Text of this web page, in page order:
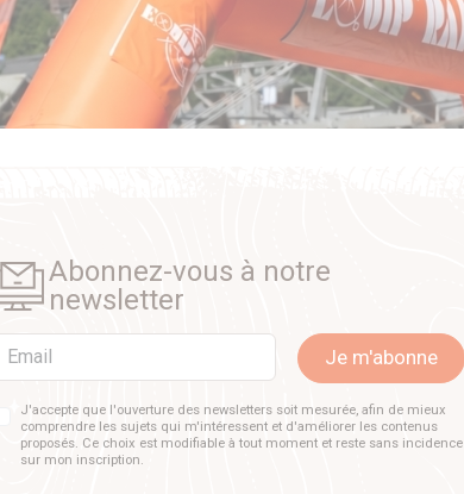
Abonnez-vous à notre
newsletter
Email Je m'abonne
J'accepte que l'ouverture des newsletters soit mesurée, afin de mieux
comprendre les sujets qui m'intéressent et d'améliorer les contenus
proposés. Ce choix est modifiable à tout moment et reste sans incidence
sur mon inscription.